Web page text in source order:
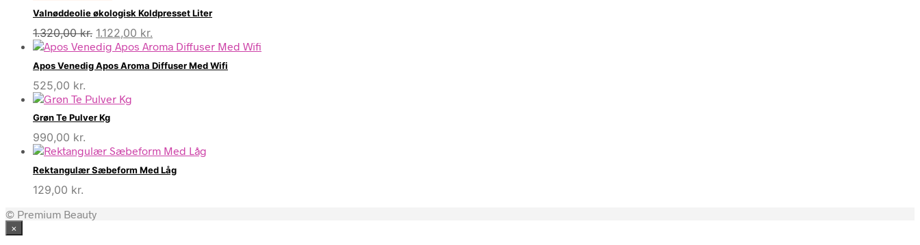
Valnøddeolie økologisk Koldpresset Liter
1.320,00kr. Den
oprindelige
pris
var:
1.122,00 kr.
aktuelle
pris
er:
Apos Venedig Apos Aroma Diffuser Med Wifi
525,00 kr.
Grøn Te Pulver Kg
990,00 kr.
Rektangulær Sæbeform Med Låg
129,00 kr.
© Premium Beauty
×